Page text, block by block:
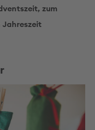
zum